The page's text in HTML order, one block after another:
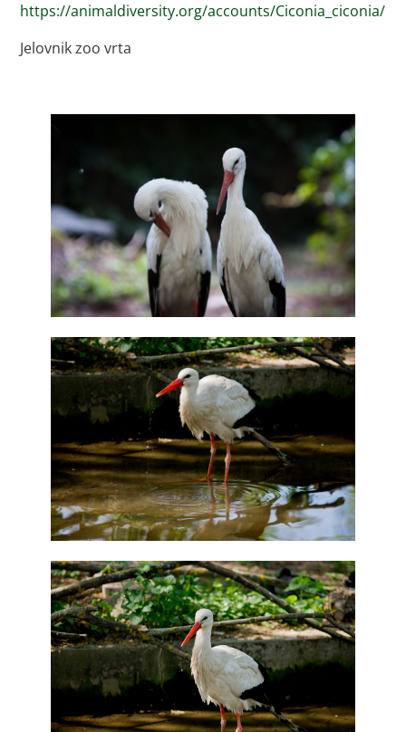
https://animaldiversity.org/accounts/Ciconia_ciconia/
Jelovnik zoo vrta